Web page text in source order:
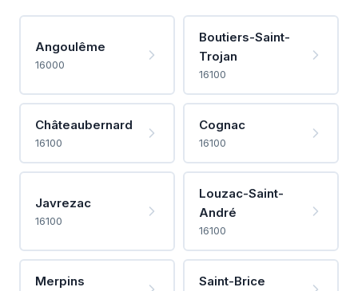
Angoulême
16000
Boutiers-Saint-
Trojan
16100
Châteaubernard
16100
Cognac
16100
Javrezac
16100
Louzac-Saint-
André
16100
Merpins Saint-Brice